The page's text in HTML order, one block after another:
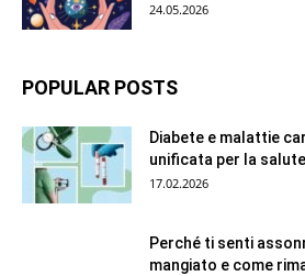
24.05.2026
POPULAR POSTS
Diabete e malattie
unificata per la salute
17.02.2026
Perché ti senti
mangiato e come